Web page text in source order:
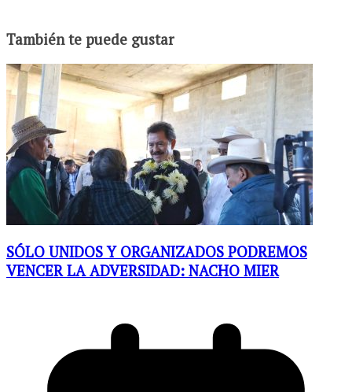
También te puede gustar
SÓLO UNIDOS Y ORGANIZADOS PODREMOS
VENCER LA ADVERSIDAD: NACHO MIER